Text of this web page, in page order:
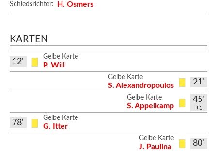
Schiedsrichter: H. Osmers
KARTEN
Gelbe Karte
P. Will
12'
21'
Gelbe Karte
S. Alexandropoulos
45'
+1
Gelbe Karte
S. Appelkamp
Gelbe Karte
G. Itter
78'
80'
Gelbe Karte
J. Paulina